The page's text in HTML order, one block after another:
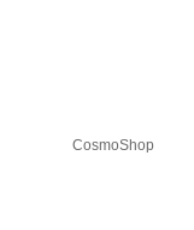
CosmoShop